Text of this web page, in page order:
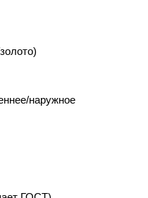
наружное